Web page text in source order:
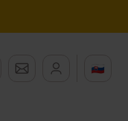
pes
Správy 🇸🇰